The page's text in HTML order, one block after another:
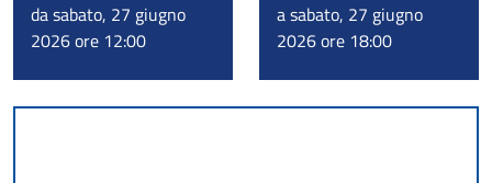
da sabato, 27 giugno
2026 ore 12:00
a sabato, 27 giugno
2026 ore 18:00